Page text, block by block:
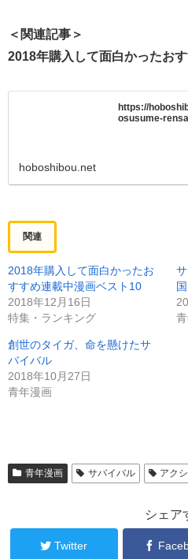
＜関連記事＞
2018年購入して面白かったお
https://
osusume-
hoboshibou.net
関連
2018年購入して面白かったお
すすめ連載中漫画ベスト10
2018年12月16日
特集・ランキング
創世のタイガ、命を懸けたサ
バイバル
2018年10月27日
青年漫画
青年漫画 サバイバル アク
シェア
Twitter